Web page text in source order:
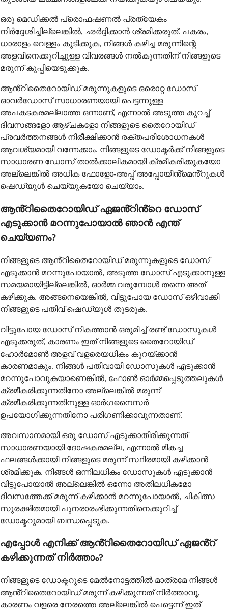
ഒരു മെഡിക്കൽ പ്രൊഫഷണൽ പ്രത്യേകം
നിർദ്ദേശിച്ചില്ലെങ്കിൽ, ഛർദ്ദിക്കാൻ ശ്രമിക്കരുത്. പകരം,
ധാരാളം വെള്ളം കുടിക്കുക, നിങ്ങൾ കഴിച്ച മരുന്നിന്റെ
അളവിനെക്കുറിച്ചുള്ള വിവരങ്ങൾ നൽകുന്നതിന് നിങ്ങളുടെ
മരുന്ന് കുപ്പിയെടുക്കുക.
ആൻ്റിതൈറോയിഡ് മരുന്നുകളുടെ ഒരൊറ്റ ഡോസ്
ഓവർഡോസ് സാധാരണയായി പെട്ടന്നുള്ള
അപകടകരമല്ലാത്ത ഒന്നാണ്, എന്നാൽ അടുത്ത കുറച്ച്
ദിവസങ്ങളോ ആഴ്ചകളോ നിങ്ങളുടെ തൈറോയിഡ്
പ്രവർത്തനങ്ങൾ നിരീക്ഷിക്കാൻ രക്തപരിശോധനകൾ
ആവശ്യമായി വന്നേക്കാം. നിങ്ങളുടെ ഡോക്ടർക്ക് നിങ്ങളുടെ
സാധാരണ ഡോസ് താൽക്കാലികമായി ക്രമീകരിക്കുകയോ
അല്ലെങ്കിൽ അധിക ഫോളോ-അപ്പ് അപ്പോയിൻ്മെൻ്റുകൾ
ഷെഡ്യൂൾ ചെയ്യുകയോ ചെയ്യാം.
ആൻ്റിതൈറോയിഡ് ഏജൻ്റിൻ്റെ ഡോസ്
എടുക്കാൻ മറന്നുപോയാൽ ഞാൻ എന്ത്
ചെയ്യണം?
നിങ്ങളുടെ ആൻ്റിതൈറോയിഡ് മരുന്നുകളുടെ ഡോസ്
എടുക്കാൻ മറന്നുപോയാൽ, അടുത്ത ഡോസ് എടുക്കാനുള്ള
സമയമായിട്ടില്ലെങ്കിൽ, ഓർമ്മ വരുമ്പോൾ തന്നെ അത്
കഴിക്കുക. അങ്ങനെയെങ്കിൽ, വിട്ടുപോയ ഡോസ് ഒഴിവാക്കി
നിങ്ങളുടെ പതിവ് ഷെഡ്യൂൾ തുടരുക.
വിട്ടുപോയ ഡോസ് നികത്താൻ ഒരുമിച്ച് രണ്ട് ഡോസുകൾ
എടുക്കരുത്, കാരണം ഇത് നിങ്ങളുടെ തൈറോയിഡ്
ഹോർമോൺ അളവ് വളരെയധികം കുറയ്ക്കാൻ
കാരണമാകും. നിങ്ങൾ പതിവായി ഡോസുകൾ എടുക്കാൻ
മറന്നുപോവുകയാണെങ്കിൽ, ഫോൺ ഓർമ്മപ്പെടുത്തലുകൾ
ക്രമീകരിക്കുന്നതിനോ അല്ലെങ്കിൽ മരുന്ന്
ക്രമീകരിക്കുന്നതിനുള്ള ഓർഗനൈസർ
ഉപയോഗിക്കുന്നതിനോ പരിഗണിക്കാവുന്നതാണ്.
അവസാനമായി ഒരു ഡോസ് എടുക്കാതിരിക്കുന്നത്
സാധാരണയായി ദോഷകരമല്ല, എന്നാൽ മികച്ച
ഫലങ്ങൾക്കായി നിങ്ങളുടെ മരുന്ന് സ്ഥിരമായി കഴിക്കാൻ
ശ്രമിക്കുക. നിങ്ങൾ ഒന്നിലധികം ഡോസുകൾ എടുക്കാൻ
വിട്ടുപോയാൽ അല്ലെങ്കിൽ ഒന്നോ അതിലധികമോ
ദിവസത്തേക്ക് മരുന്ന് കഴിക്കാൻ മറന്നുപോയാൽ, ചികിത്സ
സുരക്ഷിതമായി പുനരാരംഭിക്കുന്നതിനെക്കുറിച്ച്
ഡോക്ടറുമായി ബന്ധപ്പെടുക.
എപ്പോൾ എനിക്ക് ആൻ്റിതൈറോയിഡ് ഏജൻ്റ്
കഴിക്കുന്നത് നിർത്താം?
നിങ്ങളുടെ ഡോക്ടറുടെ മേൽനോട്ടത്തിൽ മാത്രമേ നിങ്ങൾ
ആൻ്റിതൈറോയിഡ് മരുന്ന് കഴിക്കുന്നത് നിർത്താവൂ,
കാരണം വളരെ നേരത്തെ അല്ലെങ്കിൽ പെട്ടെന്ന് ഇത്